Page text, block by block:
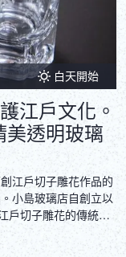
白天開始
江戶文化。
透明玻璃
江戶切子雕花作品的
小島玻璃店自創立以
戶切子雕花的傳統工
業大臣指定為國家指
為現實。